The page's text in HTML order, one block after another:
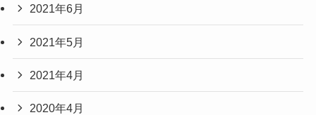
2021年6月
2021年5月
2021年4月
2020年4月